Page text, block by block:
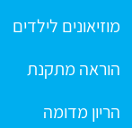
מוזיאונים לילדים
הוראה מתקנת
הריון מדומה